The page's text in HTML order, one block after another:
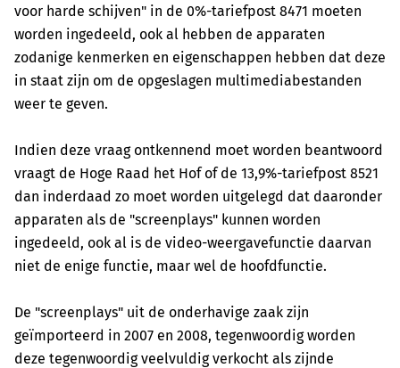
voor harde schijven" in de 0%-tariefpost 8471 moeten
worden ingedeeld, ook al hebben de apparaten
zodanige kenmerken en eigenschappen hebben dat deze
in staat zijn om de opgeslagen multimediabestanden
weer te geven.
Indien deze vraag ontkennend moet worden beantwoord
vraagt de Hoge Raad het Hof of de 13,9%-tariefpost 8521
dan inderdaad zo moet worden uitgelegd dat daaronder
apparaten als de "screenplays" kunnen worden
ingedeeld, ook al is de video-weergavefunctie daarvan
niet de enige functie, maar wel de hoofdfunctie.
De "screenplays" uit de onderhavige zaak zijn
geïmporteerd in 2007 en 2008, tegenwoordig worden
deze tegenwoordig veelvuldig verkocht als zijnde